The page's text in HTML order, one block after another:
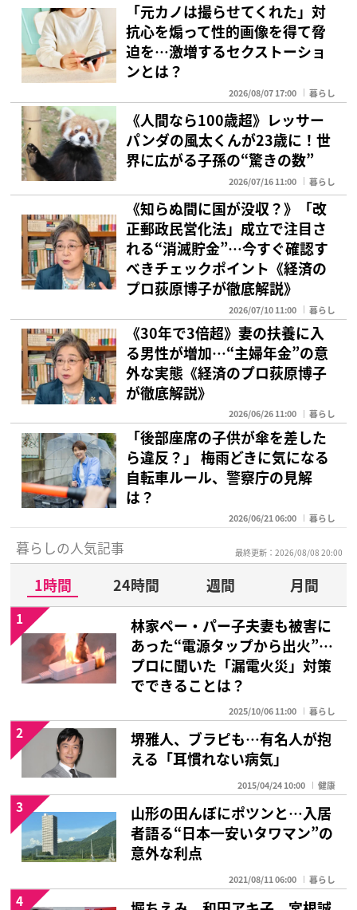
「元カノは撮らせてくれた」対
抗心を煽って性的画像を得て脅
迫を…激増するセクストーショ
ンとは？
2026/08/07 17:00 暮らし
《人間なら100歳超》レッサー
パンダの風太くんが23歳に！世
界に広がる子孫の“驚きの数”
2026/07/16 11:00 暮らし
《知らぬ間に国が没収？》「改
正郵政民営化法」成立で注目さ
れる“消滅貯金”…今すぐ確認す
べきチェックポイント《経済の
プロ荻原博子が徹底解説》
2026/07/10 11:00 暮らし
《30年で3倍超》妻の扶養に入
る男性が増加…“主婦年金”の意
外な実態《経済のプロ荻原博子
が徹底解説》
2026/06/26 11:00 暮らし
「後部座席の子供が傘を差した
ら違反？」 梅雨どきに気になる
自転車ルール、警察庁の見解
は？
2026/06/21 06:00 暮らし
暮らしの人気記事 最終更新：2026/08/08 20:00
1時間 24時間 週間
月間
林家ペー・パー子夫妻も被害に
あった“電源タップから出火”…
プロに聞いた「漏電火災」対策
でできることは？
2025/10/06 11:00 暮らし
1
堺雅人、ブラピも…有名人が抱
える「耳慣れない病気」
2015/04/24 10:00 健康
2
山形の田んぼにポツンと…入居
者語る“日本一安いタワマン”の
意外な利点
2021/08/11 06:00 暮らし
3
4